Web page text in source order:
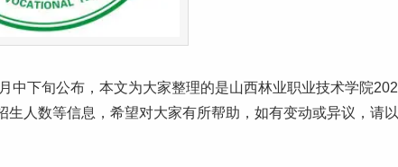
中下旬公布，本文为大家整理的是山西林业职业技术学院202
人数等信息，希望对大家有所帮助，如有变动或异议，请以